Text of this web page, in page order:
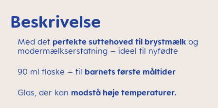
Beskrivelse
Med det perfekte suttehoved til brystmælk og
modermælkserstatning – ideel til nyfødte
90 ml flaske – til barnets første måltider
Glas, der kan modstå høje temperaturer.